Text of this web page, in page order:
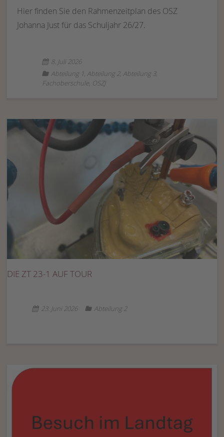
Hier finden Sie den Rahmenzeitplan des OSZ
Johanna Just für das Schuljahr 26/27.
8. Juli 2026
Abteilung 1, Abteilung 2, Abteilung 3,
Fachoberschule, OSZJ
DIE ZT 23-1 AUF TOUR
23. Juni 2026 Abteilung 2